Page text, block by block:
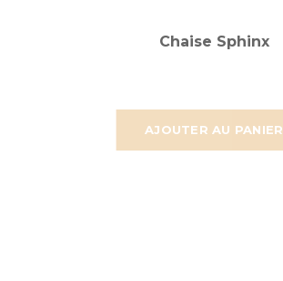
AJOUTER AU PANIER
Chaise Sphinx